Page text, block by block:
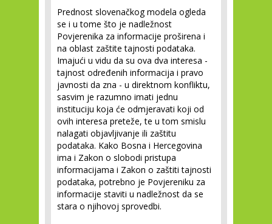
Prednost slovenačkog modela ogleda
se i u tome što je nadležnost
Povjerenika za informacije proširena i
na oblast zaštite tajnosti podataka.
Imajući u vidu da su ova dva interesa -
tajnost određenih informacija i pravo
javnosti da zna - u direktnom konfliktu,
sasvim je razumno imati jednu
instituciju koja će odmjeravati koji od
ovih interesa preteže, te u tom smislu
nalagati objavljivanje ili zaštitu
podataka. Kako Bosna i Hercegovina
ima i Zakon o slobodi pristupa
informacijama i Zakon o zaštiti tajnosti
podataka, potrebno je Povjereniku za
informacije staviti u nadležnost da se
stara o njihovoj sprovedbi.